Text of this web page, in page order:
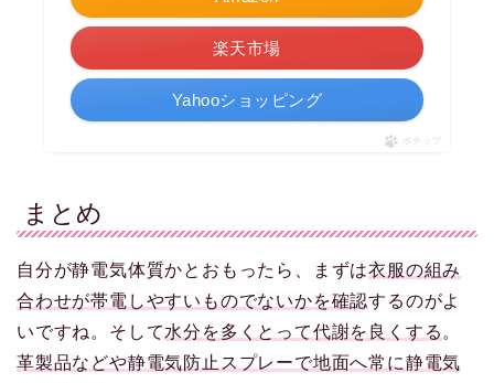
楽天市場
Yahooショッピング
ポチップ
まとめ
自分が静電気体質かとおもったら、まずは衣服の組み
合わせが帯電しやすいものでないかを確認するのがよ
いですね。そして水分を多くとって代謝を良くする。
革製品などや静電気防止スプレーで地面へ常に静電気